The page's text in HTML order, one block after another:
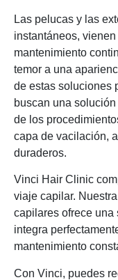
Las pelucas y las
instantáneos,
mantenimiento
temor a una
de estas soluciones
buscan una
de los
capa de vacilación,
duraderos.
Vinci Hair Clinic
viaje capilar.
capilares ofrece una
integra
mantenimiento
Con Vinci, puedes